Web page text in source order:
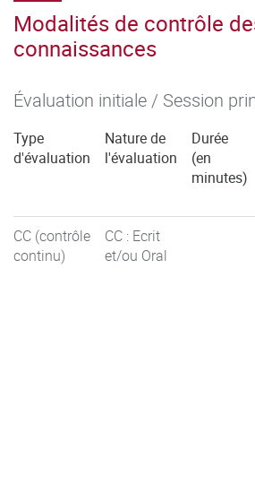
Modalités de contrôle
connaissances
Évaluation initiale / Session
Type
d'évaluation
Nature de
l'évaluation
Durée
(en
minutes)
CC (contrôle
continu)
CC : Ecrit
et/ou Oral